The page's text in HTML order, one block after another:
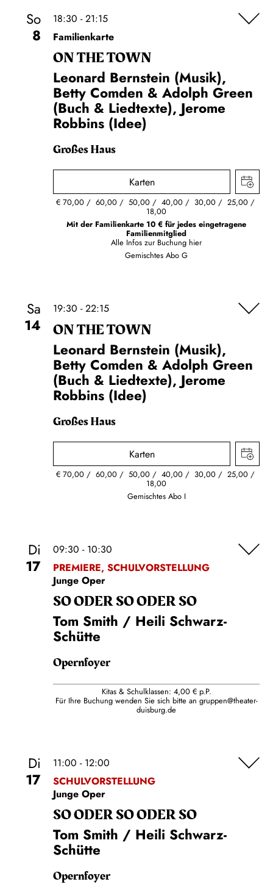
So
8
18:30 - 21:15
Familienkarte
ON THE TOWN
Leonard Bernstein (Musik),
Betty Comden & Adolph Green
(Buch & Liedtexte), Jerome
Robbins (Idee)
Großes Haus
Karten
€ 70,00 60,00 50,00 40,00 30,00 25,00
18,00
Mit der Familienkarte 10 € für jedes eingetragene
Familienmitglied
Alle Infos zur Buchung hier
Gemischtes Abo G
Sa
14
19:30 - 22:15
ON THE TOWN
Leonard Bernstein (Musik),
Betty Comden & Adolph Green
(Buch & Liedtexte), Jerome
Robbins (Idee)
Großes Haus
Karten
€ 70,00 60,00 50,00 40,00 30,00 25,00
18,00
Gemischtes Abo I
Di
17
09:30 - 10:30
PREMIERE, SCHULVORSTELLUNG
Junge Oper
SO ODER SO ODER SO
Tom Smith / Heili Schwarz-
Schütte
Opernfoyer
Kitas & Schulklassen: 4,00 € p.P.
Für Ihre Buchung wenden Sie sich bitte an gruppen@theater-
duisburg.de
Di
17
11:00 - 12:00
SCHULVORSTELLUNG
Junge Oper
SO ODER SO ODER SO
Tom Smith / Heili Schwarz-
Schütte
Opernfoyer